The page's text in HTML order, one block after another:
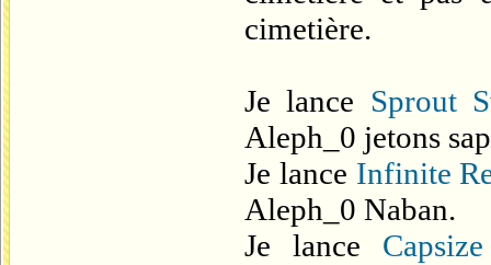
cimetière.
Je lance Sprout
Aleph_0 jetons
Je lance Infinite
Aleph_0 Naban.
Je lance Capsize